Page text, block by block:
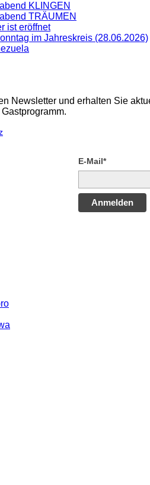
KLINGEN
TRÄUMEN
ist eröffnet
im Jahreskreis (28.06.2026)
Newsletter und erhalten Sie
E-Mail*
Anmelden